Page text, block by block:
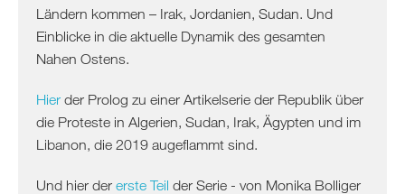
Albanien
Kosovo
Nordmazedonien
Griechenland
Ländern kommen – Irak, Jordanien, Sudan. Und
Einblicke in die aktuelle Dynamik des gesamten
Nahen Ostens.
Hier der Prolog zu einer Artikelserie der Republik über
die Proteste in Algerien, Sudan, Irak, Ägypten und im
Libanon, die 2019 augeflammt sind.
Und hier der erste Teil der Serie - von Monika Bolliger